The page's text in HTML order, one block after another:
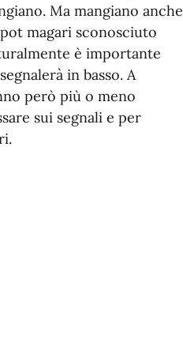
Ma mangiano anche
magari sconosciuto
è importante
in basso. A
però più o meno
sui segnali e per